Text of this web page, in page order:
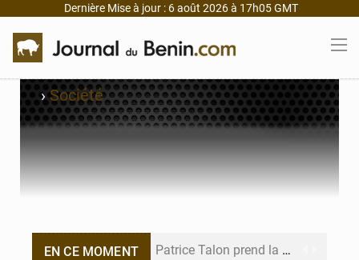
Dernière Mise à jour : 6 août 2026 à 17h05 GMT
›Société
EN CE MOMENT Patrice Talon prend la tête du premier bureau du Sénat du Bénin